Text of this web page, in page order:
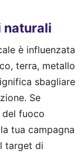
naturali
è influenzata
terra, metallo
sbagliare
Se
fuoco
tua campagna
target di